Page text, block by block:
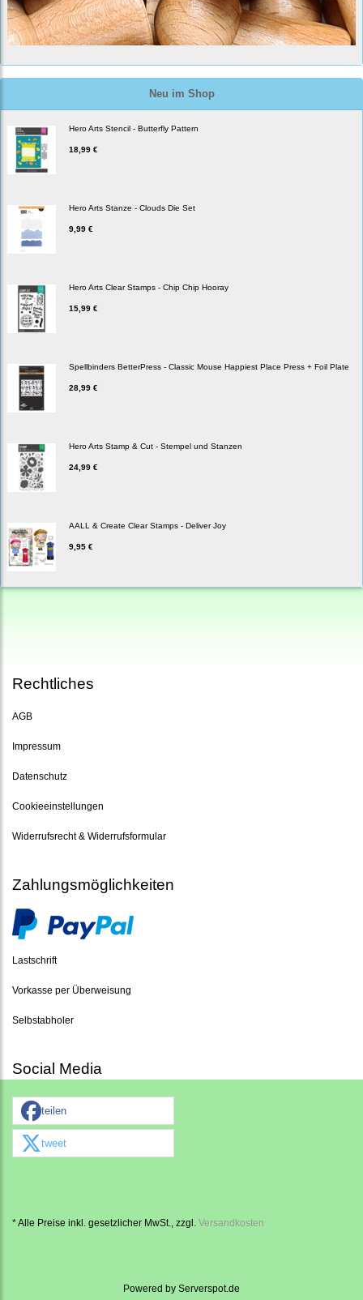
Neu im Shop
Hero Arts Stencil - Butterfly Pattern
18,99 €
Hero Arts Stanze - Clouds Die Set
9,99 €
Hero Arts Clear Stamps - Chip Chip Hooray
15,99 €
Spellbinders BetterPress - Classic Mouse Happiest Place Press + Foil Plate
28,99 €
Hero Arts Stamp & Cut - Stempel und Stanzen
24,99 €
AALL & Create Clear Stamps - Deliver Joy
9,95 €
Rechtliches
AGB
Impressum
Datenschutz
Cookieeinstellungen
Widerrufsrecht & Widerrufsformular
Zahlungsmöglichkeiten
Lastschrift
Vorkasse per Überweisung
Selbstabholer
Social Media
teilen
tweet
* Alle Preise inkl. gesetzlicher MwSt., zzgl. Versandkosten
Powered by Serverspot.de